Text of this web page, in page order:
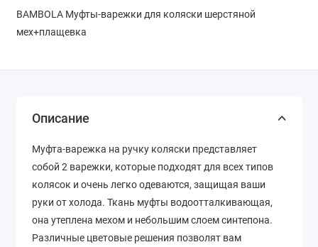
BAMBOLA Муфты-варежки для коляски шерстяной
мех+плащевка
Описание
Муфта-варежка на ручку коляски представляет
собой 2 варежки, которые подходят для всех типов
колясок и очень легко одеваются, защищая ваши
руки от холода. Ткань муфты водоотталкивающая,
она утеплена мехом и небольшим слоем синтепона.
Различные цветовые решения позволят вам